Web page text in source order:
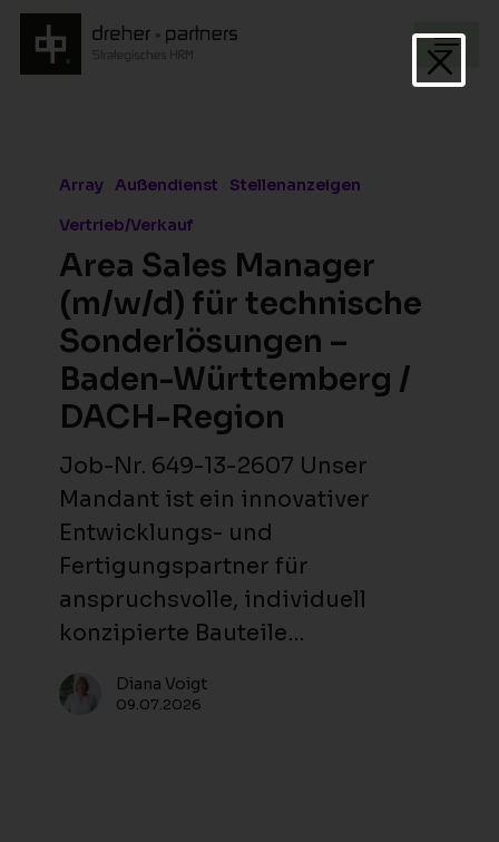
Skip
main
Menu
Sales
Manager
(m/w/d)
für
technische
Sonderlösungen
Baden-
Württemberg
DACH-
Region
Array Außendienst
Stellenanzeigen
Vertrieb/Verkauf
Area Sales Manager
(m/w/d) für technische
Sonderlösungen –
Baden-Württemberg /
DACH-Region
Job-Nr. 649-13-2607 Unser
Mandant ist ein innovativer
Entwicklungs- und
Fertigungspartner für
anspruchsvolle, individuell
konzipierte Bauteile…
Diana Voigt
09.07.2026